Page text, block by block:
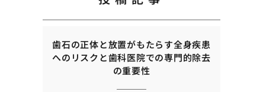
歯石の正体と放置がもたらす全身疾患
へのリスクと歯科医院での専門的除去
の重要性